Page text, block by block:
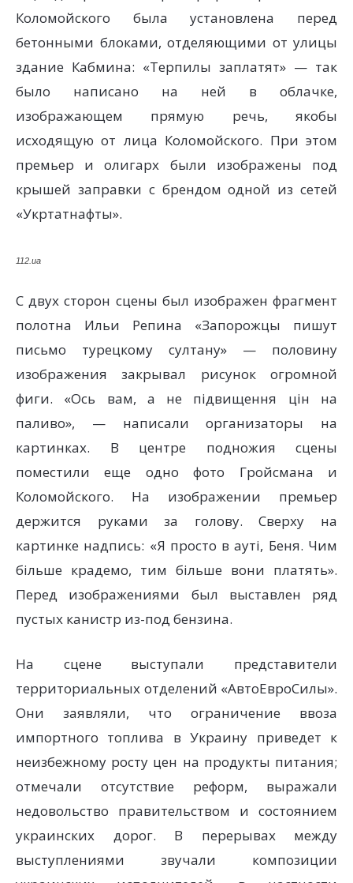
Коломойского была установлена перед
бетонными блоками, отделяющими от улицы
здание Кабмина: «Терпилы заплатят» — так
было написано на ней в облачке,
изображающем прямую речь, якобы
исходящую от лица Коломойского. При этом
премьер и олигарх были изображены под
крышей заправки с брендом одной из сетей
«Укртатнафты».
112.ua
С двух сторон сцены был изображен фрагмент
полотна Ильи Репина «Запорожцы пишут
письмо турецкому султану» — половину
изображения закрывал рисунок огромной
фиги. «Ось вам, а не підвищення цін на
паливо», — написали организаторы на
картинках. В центре подножия сцены
поместили еще одно фото Гройсмана и
Коломойского. На изображении премьер
держится руками за голову. Сверху на
картинке надпись: «Я просто в ауті, Беня. Чим
більше крадемо, тим більше вони платять».
Перед изображениями был выставлен ряд
пустых канистр из-под бензина.
На сцене выступали представители
территориальных отделений «АвтоЕвроСилы».
Они заявляли, что ограничение ввоза
импортного топлива в Украину приведет к
неизбежному росту цен на продукты питания;
отмечали отсутствие реформ, выражали
недовольство правительством и состоянием
украинских дорог. В перерывах между
выступлениями звучали композиции